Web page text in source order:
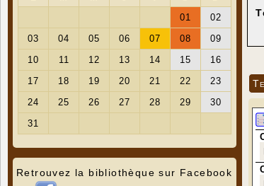
Retrouvez la bibliothèque sur Facebook